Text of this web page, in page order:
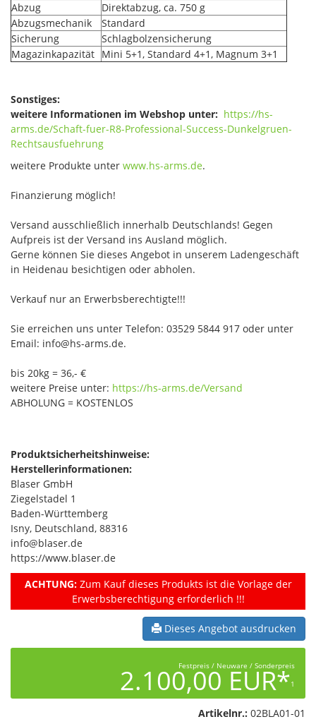
Abzug
Direktabzug, ca. 750 g
Abzugsmechanik
Standard
Sicherung
Schlagbolzensicherung
Magazinkapazität Mini 5+1, Standard 4+1, Magnum 3+1
Sonstiges:
weitere Informationen im Webshop unter: https://hs-
arms.de/Schaft-fuer-R8-Professional-Success-Dunkelgruen-
Rechtsausfuehrung
weitere Produkte unter www.hs-arms.de.
Finanzierung möglich!
Versand ausschließlich innerhalb Deutschlands! Gegen
Aufpreis ist der Versand ins Ausland möglich.
Gerne können Sie dieses Angebot in unserem Ladengeschäft
in Heidenau besichtigen oder abholen.
Verkauf nur an Erwerbsberechtigte!!!
Sie erreichen uns unter Telefon: 03529 5844 917 oder unter
Email: info@hs-arms.de.
bis 20kg = 36,- €
weitere Preise unter: https://hs-arms.de/Versand
ABHOLUNG = KOSTENLOS
Produktsicherheitshinweise:
Herstellerinformationen:
Blaser GmbH
Ziegelstadel 1
Baden-Württemberg
Isny, Deutschland, 88316
info@blaser.de
https://www.blaser.de
ACHTUNG:Zum Kauf dieses Produkts ist die Vorlage der
Erwerbsberechtigung erforderlich !!!
Dieses Angebot ausdrucken
Festpreis / Neuware / Sonderpreis
2.100,00 EUR*1
Artikelnr.: 02BLA01-01